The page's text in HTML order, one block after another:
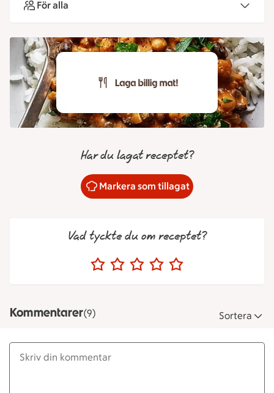
För alla
Har du lagat receptet?
Markera som tillagat
Vad tyckte du om receptet?
Kommentarer(9) Sortera